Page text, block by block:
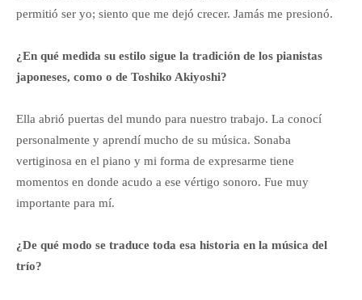
permitió ser yo; siento que me dejó crecer. Jamás me presionó.
¿En qué medida su estilo sigue la tradición de los pianistas
japoneses, como o de Toshiko Akiyoshi?
Ella abrió puertas del mundo para nuestro trabajo. La conocí
personalmente y aprendí mucho de su música. Sonaba
vertiginosa en el piano y mi forma de expresarme tiene
momentos en donde acudo a ese vértigo sonoro. Fue muy
importante para mí.
¿De qué modo se traduce toda esa historia en la música del
trío?